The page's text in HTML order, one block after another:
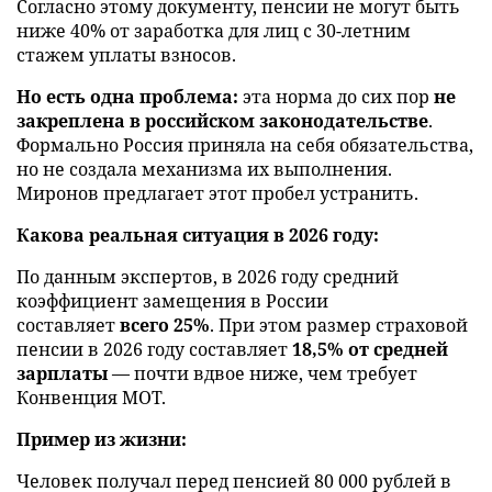
Согласно этому документу, пенсии не могут быть
ниже 40% от заработка для лиц с 30-летним
стажем уплаты взносов.
Но есть одна проблема: эта норма до сих пор не
закреплена в российском законодательстве.
Формально Россия приняла на себя обязательства,
но не создала механизма их выполнения.
Миронов предлагает этот пробел устранить.
Какова реальная ситуация в 2026 году:
По данным экспертов, в 2026 году средний
коэффициент замещения в России
составляетвсего 25%. При этом размер страховой
пенсии в 2026 году составляет18,5% от средней
зарплаты— почти вдвое ниже, чем требует
Конвенция МОТ.
Пример из жизни:
Человек получал перед пенсией 80 000 рублей в